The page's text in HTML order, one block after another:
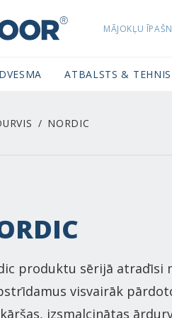
NAVIGATION
MĀJOKĻU
ATBALSTS &
NORDIC
produktu sērijā atradīsi
visvairāk
izsmalcinātas